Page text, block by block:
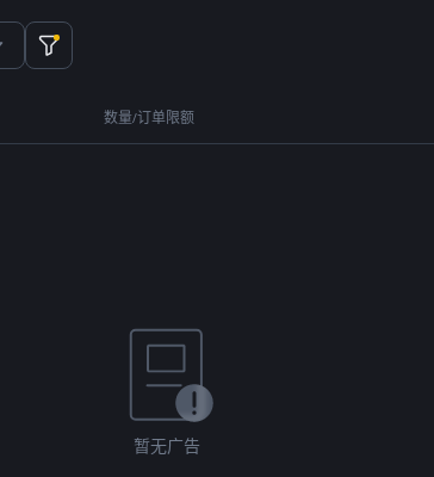
数量/订单限额
暂无广告